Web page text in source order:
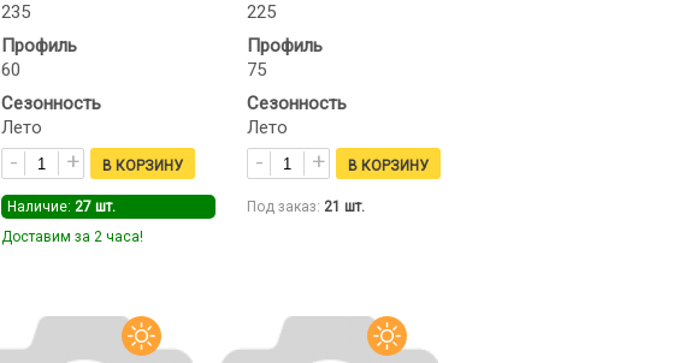
235
Профиль
60
Сезонность
Лето
Наличие: 27 шт.
Доставим за 2 часа!
225
Профиль
75
Сезонность
Лето
Под заказ: 21 шт.